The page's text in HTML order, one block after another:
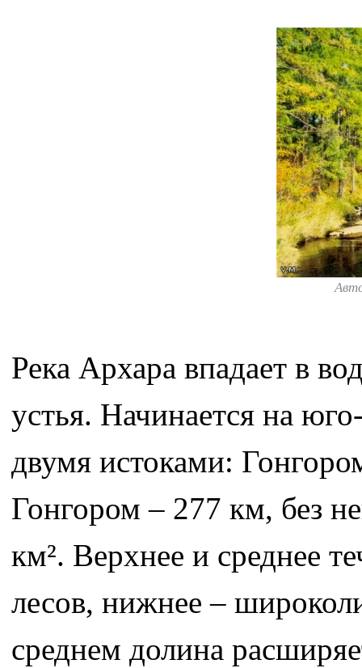
Река Архара впадает в
устья. Начинается на
двумя истоками:
Гонгором – 277 км, без
км². Верхнее и среднее
лесов, нижнее –
среднем долина